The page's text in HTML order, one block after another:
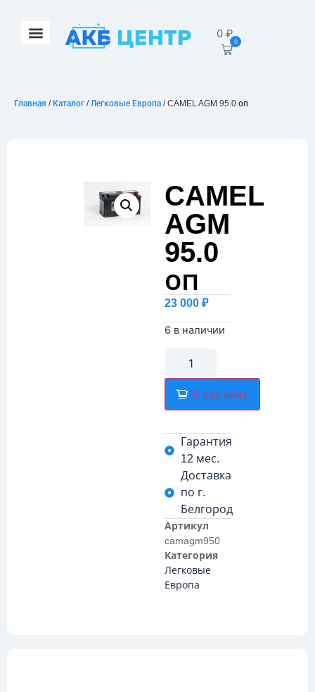
0₽
0
Главная / Каталог /Легковые Европа / CAMEL AGM 95.0 оп
CAMEL
AGM
95.0
оп
23 000 ₽
6 в наличии
В корзину
Гарантия
12 мес.
Доставка
по г.
Белгород
Артикул
camagm950
Категория
Легковые
Европа